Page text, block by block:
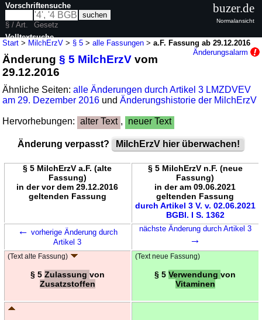
Start > MilchErzV > § 5 >alle Fassungen >a.F. Fassung ab 29.12.2016
Änderungsalarm
Änderung§ 5 MilchErzV vom
29.12.2016
Ähnliche Seiten:alle Änderungen durch Artikel 3 LMZDVEV
am 29. Dezember 2016 undÄnderungshistorie der MilchErzV
Hervorhebungen: alter Text , neuer Text
Änderung verpasst? MilchErzV hier überwachen!
§ 5 MilchErzV a.F. (alte
Fassung)
in der vor dem 29.12.2016
geltenden Fassung
§ 5 MilchErzV n.F. (neue
Fassung)
in der am 09.06.2021
geltenden Fassung
durch Artikel 3 V. v. 02.06.2021
BGBl. I S. 1362
← vorherige Änderung durch
Artikel 3
nächste Änderung durch Artikel 3
→
(Text alte Fassung)
§ 5 Zulassung von
Zusatzstoffen
(Text neue Fassung)
§ 5 Verwendung von
Vitaminen
Vorschriftensuche
§ / Art.
Gesetz
Volltextsuche
nur in MilchErzV
buzer.de
Normalansicht